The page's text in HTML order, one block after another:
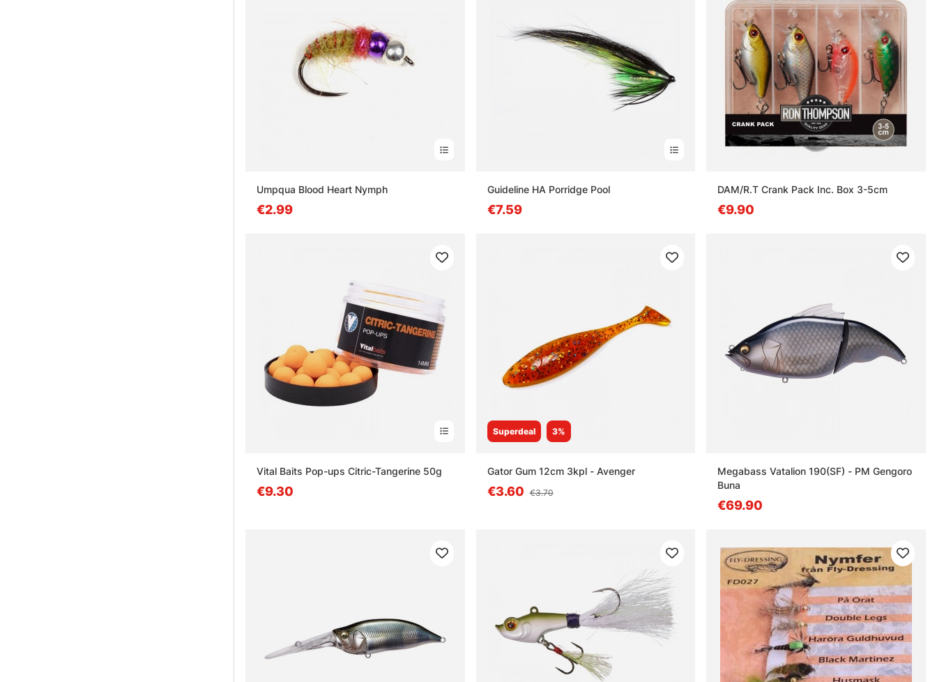
Umpqua Blood Heart Nymph
€2.99
Guideline HA Porridge Pool
€7.59
DAM/R.T Crank Pack Inc. Box 3-5cm
€9.90
Vital Baits Pop-ups Citric-Tangerine 50g
€9.30
Superdeal 3%
Gator Gum 12cm 3kpl - Avenger
€3.60 €3.70
Megabass Vatalion 190(SF) - PM Gengoro
Buna
€69.90